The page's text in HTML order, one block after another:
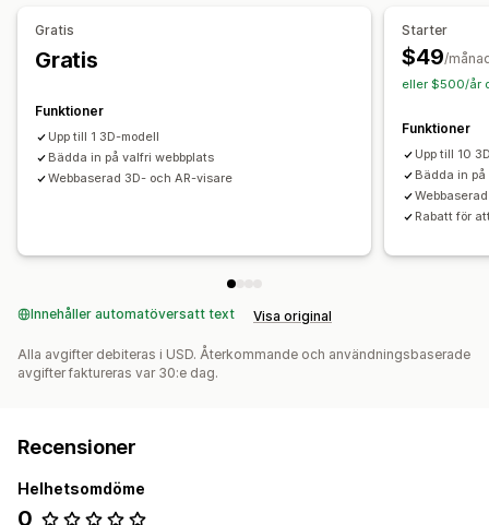
Gratis
Gratis
Funktioner
Upp till 1 3D-modell
Bädda in på valfri webbplats
Webbaserad 3D- och AR-visare
Starter
$49/
eller $500/år
Funktioner
Upp till 10
Bädda in
Rabatt för
Innehåller automatöversatt text Visa original
Alla avgifter debiteras i USD. Återkommande och användningsbaserade
avgifter faktureras var 30:e dag.
Recensioner
Helhetsomdöme
0